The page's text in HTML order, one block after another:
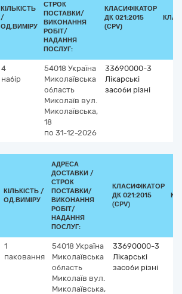
КІЛЬКІСТЬ
/
ОД.ВИМІРУ
СТРОК
ПОСТАВКИ/
ВИКОНАННЯ
РОБІТ/
НАДАННЯ
ПОСЛУГ:
КЛАСИФІКАТОР
ДК 021:2015
(CPV)
4
набір
54018 Україна
Миколаївська
область
Миколаїв вул.
Миколаївська,
18
по 31-12-2026
33690000-3
Лікарські
засоби різні
КІЛЬКІСТЬ /
ОД.ВИМІРУ
АДРЕСА
ДОСТАВКИ /
СТРОК
ПОСТАВКИ/
ВИКОНАННЯ
РОБІТ/
НАДАННЯ
ПОСЛУГ:
КЛАСИФІКАТОР
ДК 021:2015
(CPV)
1
паковання
54018 Україна
Миколаївська
область
Миколаїв вул.
Миколаївська,
33690000-3
Лікарські
засоби різні